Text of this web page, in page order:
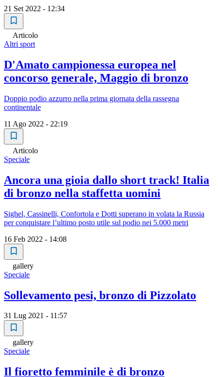
21 Set 2022 - 12:34
Articolo
Altri sport
D'Amato campionessa europea nel
concorso generale, Maggio di bronzo
Doppio podio azzurro nella prima giornata della rassegna
continentale
11 Ago 2022 - 22:19
Articolo
Speciale
Ancora una gioia dallo short track! Italia
di bronzo nella staffetta uomini
Sighel, Cassinelli, Confortola e Dotti superano in volata la Russia
per conquistare l’ultimo posto utile sul podio nei 5.000 metri
16 Feb 2022 - 14:08
gallery
Speciale
Sollevamento pesi, bronzo di Pizzolato
31 Lug 2021 - 11:57
gallery
Speciale
Il fioretto femminile è di bronzo